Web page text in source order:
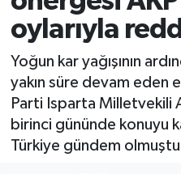
oylarıyla
Yoğun kar yağışının
yakın süre devam eden
Parti Isparta Milletvekili
birinci gününde konuyu
Türkiye gündem
Haber Arşivi